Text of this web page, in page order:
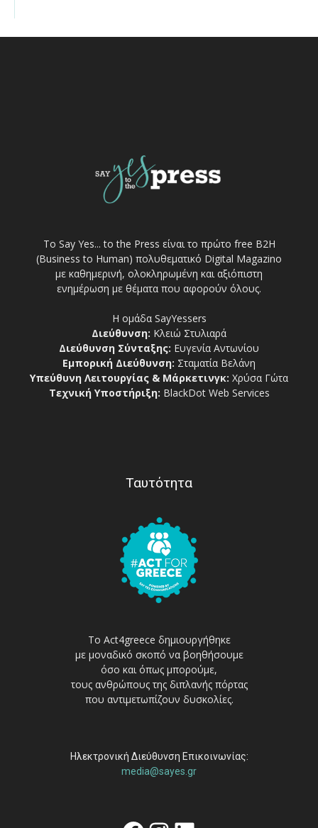
Το Say Yes... to the Press είναι το πρώτο free Β2Η
(Business to Human) πολυθεματικό Digital Magazino
με καθημερινή, ολοκληρωμένη και αξιόπιστη
ενημέρωση με θέματα που αφορούν όλους.
Η ομάδα SayYessers
Διεύθυνση: Κλειώ Στυλιαρά
Διεύθυνση Σύνταξης: Ευγενία Αντωνίου
Εμπορική Διεύθυνση: Σταματία Βελάνη
Υπεύθυνη Λειτουργίας & Μάρκετινγκ: Χρύσα Γώτα
Τεχνική Υποστήριξη: BlackDot Web Services
Ταυτότητα
Το Act4greece δημιουργήθηκε
με μοναδικό σκοπό να βοηθήσουμε
όσο και όπως μπορούμε,
τους ανθρώπους της διπλανής πόρτας
που αντιμετωπίζουν δυσκολίες.
Ηλεκτρονική Διεύθυνση Επικοινωνίας:
media@sayes.gr